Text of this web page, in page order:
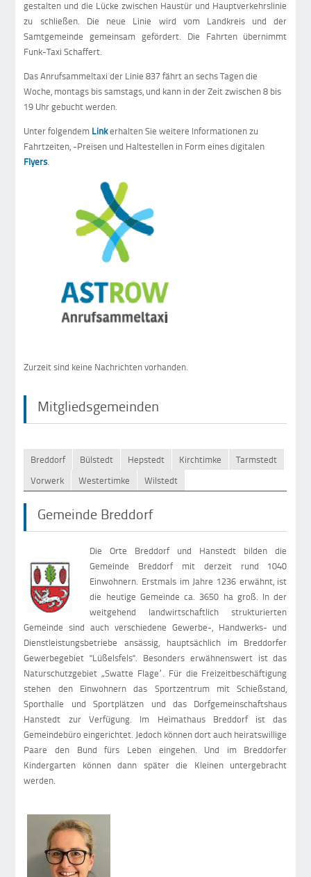
gestalten und die Lücke zwischen Haustür und Hauptverkehrslinie
zu schließen. Die neue Linie wird vom Landkreis und der
Samtgemeinde gemeinsam gefördert. Die Fahrten übernimmt
Funk-Taxi Schaffert.
Das Anrufsammeltaxi der Linie 837 fährt an sechs Tagen die
Woche, montags bis samstags, und kann in der Zeit zwischen 8 bis
19 Uhr gebucht werden.
Unter folgendem Linkerhalten Sie weitere Informationen zu
Fahrtzeiten, -Preisen und Haltestellen in Form eines digitalen
Flyers.
Zurzeit sind keine Nachrichten vorhanden.
Mitgliedsgemeinden
Breddorf Bülstedt Hepstedt Kirchtimke
Tarmstedt
Vorwerk
Westertimke Wilstedt
Gemeinde Breddorf
Die Orte Breddorf und Hanstedt bilden die
Gemeinde Breddorf mit derzeit rund 1040
Einwohnern. Erstmals im Jahre 1236 erwähnt, ist
die heutige Gemeinde ca. 3650 ha groß. In der
weitgehend landwirtschaftlich strukturierten
Gemeinde sind auch verschiedene Gewerbe-, Handwerks- und
Dienstleistungsbetriebe ansässig, hauptsächlich im Breddorfer
Gewerbegebiet "Lüßelsfels". Besonders erwähnenswert ist das
Naturschutzgebiet „Swatte Flage“. Für die Freizeitbeschäftigung
stehen den Einwohnern das Sportzentrum mit Schießstand,
Sporthalle und Sportplätzen und das Dorfgemeinschaftshaus
Hanstedt zur Verfügung. Im Heimathaus Breddorf ist das
Gemeindebüro eingerichtet. Jedoch können dort auch heiratswillige
Paare den Bund fürs Leben eingehen. Und im Breddorfer
Kindergarten können dann später die Kleinen untergebracht
werden.